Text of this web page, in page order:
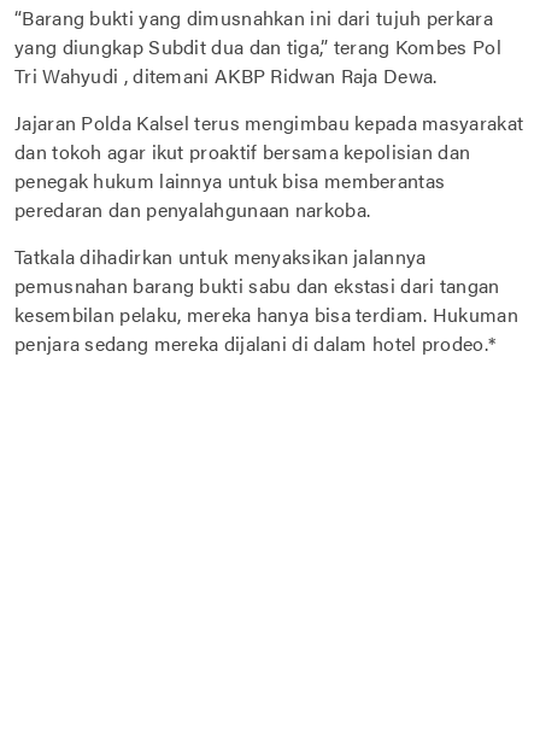
“Barang bukti yang dimusnahkan ini dari tujuh perkara
yang diungkap Subdit dua dan tiga,” terang Kombes Pol
Tri Wahyudi , ditemani AKBP Ridwan Raja Dewa.
Jajaran Polda Kalsel terus mengimbau kepada masyarakat
dan tokoh agar ikut proaktif bersama kepolisian dan
penegak hukum lainnya untuk bisa memberantas
peredaran dan penyalahgunaan narkoba.
Tatkala dihadirkan untuk menyaksikan jalannya
pemusnahan barang bukti sabu dan ekstasi dari tangan
kesembilan pelaku, mereka hanya bisa terdiam. Hukuman
penjara sedang mereka dijalani di dalam hotel prodeo.*